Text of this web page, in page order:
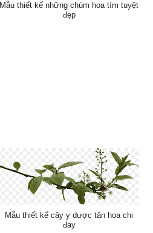
Mẫu thiết kế những chùm hoa tím tuyệt
đẹp
Mẫu thiết kế cây y dược tân hoa chi
đay